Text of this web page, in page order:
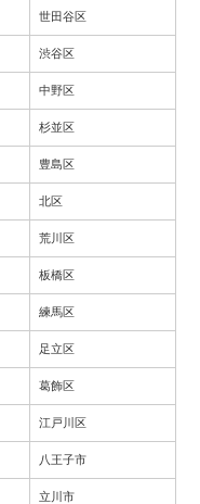
世田谷区
渋谷区
中野区
杉並区
豊島区
北区
荒川区
板橋区
練馬区
足立区
葛飾区
江戸川区
八王子市
立川市